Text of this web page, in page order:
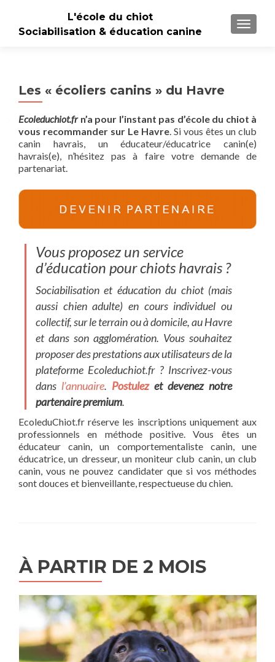
L'école du chiot
Sociabilisation & éducation canine
Les « écoliers canins » du Havre
Ecoleduchiot.frn’a pour l’instant pas d’école du chiot à
vous recommander sur Le Havre. Si vous êtes un club
canin havrais, un éducateur/éducatrice canin(e)
havrais(e), n’hésitez pas à faire votre demande de
partenariat.
Vous proposez un service
d’éducation pour chiots havrais ?
Sociabilisation et éducation du chiot (mais
aussi chien adulte) en cours individuel ou
collectif, sur le terrain ou à domicile, au Havre
et dans son agglomération. Vous souhaitez
proposer des prestations aux utilisateurs de la
plateforme Ecoleduchiot.fr? Inscrivez-vous
dans l’annuaire. Postulezet devenez notre
partenaire premium.
EcoleduChiot.fr réserve les inscriptions uniquement aux
professionnels en méthode positive. Vous êtes un
éducateur canin, un comportementaliste canin, une
éducatrice, un dresseur, un moniteur club canin, un club
canin, vous ne pouvez candidater que si vos méthodes
sont douces et bienveillante, respectueuse du chien.
À PARTIR DE 2 MOIS